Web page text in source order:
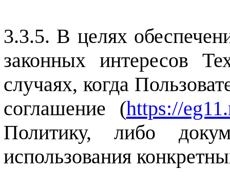
В целях
законных интересов
случаях, когда
соглашение (https://
Политику, либо
использования